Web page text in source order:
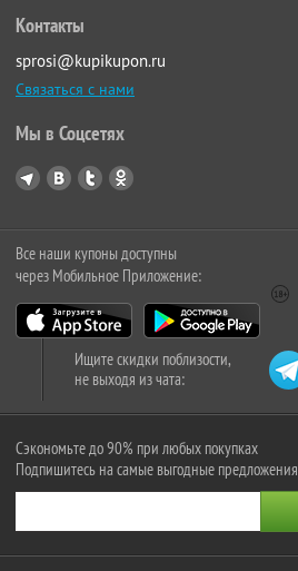
Контакты
sprosi@kupikupon.ru
Связаться с нами
Мы в Соцсетях
Все наши купоны доступны
через Мобильное Приложение:
Ищите скидки поблизости,
не выходя из чата:
Сэкономьте до 90% при любых покупках
Подпишитесь на самые выгодные предложения